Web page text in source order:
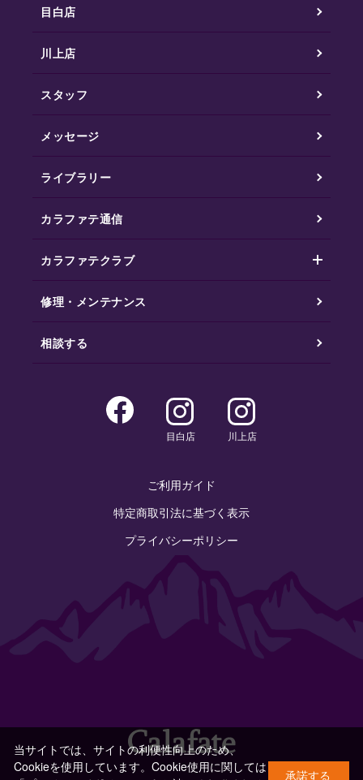
目白店
川上店
スタッフ
メッセージ
ライブラリー
カラファテ通信
カラファテクラブ
修理・メンテナンス
相談する
目白店 川上店
ご利用ガイド
特定商取引法に基づく表示
プライバシーポリシー
当サイトでは、サイトの利便性向上のため、
Cookieを使用しています。Cookie使用に関しては
承諾する